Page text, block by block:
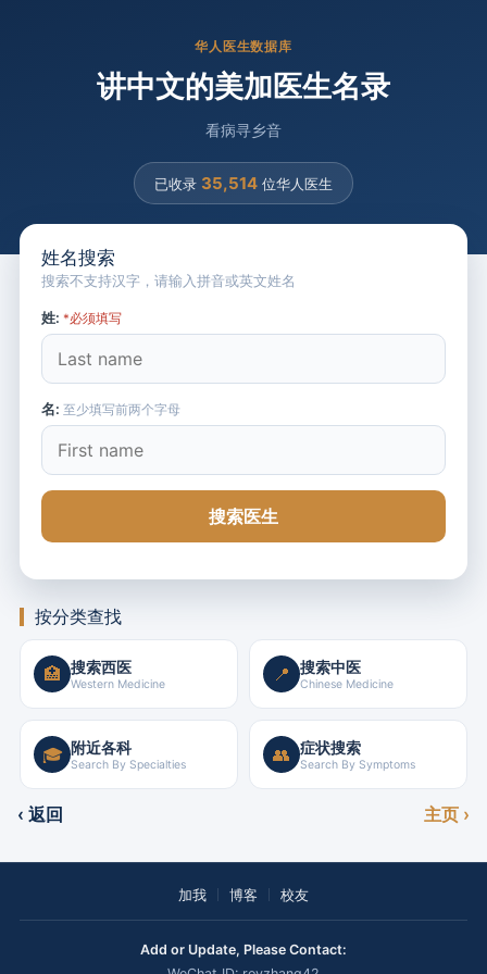
华人医生数据库
讲中文的美加医生名录
看病寻乡音
已收录 35,514 位华人医生
姓名搜索
搜索不支持汉字，请输入拼音或英文姓名
姓: *必须填写
名: 至少填写前两个字母
搜索医生
按分类查找
🏥 搜索西医
Western Medicine 📍 搜索中医
Chinese Medicine
🎓 附近各科
Search By Specialties 👥 症状搜索
Search By Symptoms
‹ 返回 主页 ›
加我 博客 校友
Add or Update, Please Contact: